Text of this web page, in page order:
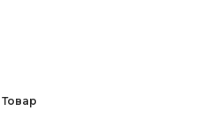
Товар